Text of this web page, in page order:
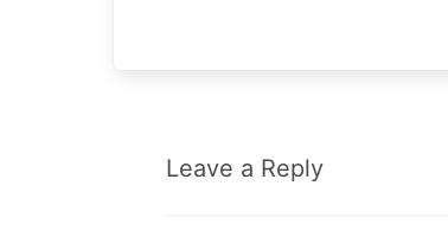
Leave a Reply